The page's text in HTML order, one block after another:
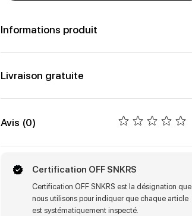
Informations produit
Livraison gratuite
Avis (0)
Certification OFF SNKRS
Certification OFF SNKRS est la désignation que
nous utilisons pour indiquer que chaque article
est systématiquement inspecté.